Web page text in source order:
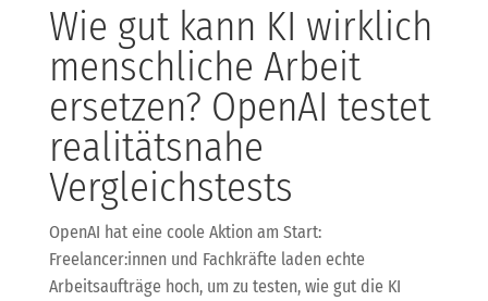
Wie gut kann KI wirklich
menschliche Arbeit
ersetzen? OpenAI testet
realitätsnahe
Vergleichstests
OpenAI hat eine coole Aktion am Start:
Freelancer:innen und Fachkräfte laden echte
Arbeitsaufträge hoch, um zu testen, wie gut die KI